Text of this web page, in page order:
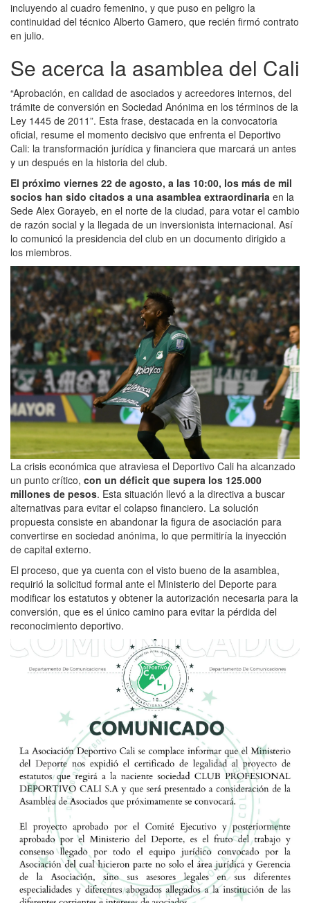
incluyendo al cuadro femenino, y que puso en peligro la
continuidad del técnico Alberto Gamero, que recién firmó contrato
en julio.
Se acerca la asamblea del Cali
“Aprobación, en calidad de asociados y acreedores internos, del
trámite de conversión en Sociedad Anónima en los términos de la
Ley 1445 de 2011”. Esta frase, destacada en la convocatoria
oficial, resume el momento decisivo que enfrenta el Deportivo
Cali: la transformación jurídica y financiera que marcará un antes
y un después en la historia del club.
El próximo viernes 22 de agosto, a las 10:00, los más de mil
socios han sido citados a una asamblea extraordinaria en la
Sede Alex Gorayeb, en el norte de la ciudad, para votar el cambio
de razón social y la llegada de un inversionista internacional. Así
lo comunicó la presidencia del club en un documento dirigido a
los miembros.
La crisis económica que atraviesa el Deportivo Cali ha alcanzado
un punto crítico, con un déficit que supera los 125.000
millones de pesos. Esta situación llevó a la directiva a buscar
alternativas para evitar el colapso financiero. La solución
propuesta consiste en abandonar la figura de asociación para
convertirse en sociedad anónima, lo que permitiría la inyección
de capital externo.
El proceso, que ya cuenta con el visto bueno de la asamblea,
requirió la solicitud formal ante el Ministerio del Deporte para
modificar los estatutos y obtener la autorización necesaria para la
conversión, que es el único camino para evitar la pérdida del
reconocimiento deportivo.